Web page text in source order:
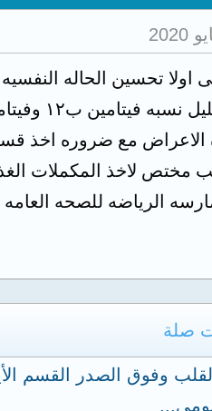
اولا تحسين الحاله
الرياضه للصحه العامه
صلة
وفوق الصدر القسم